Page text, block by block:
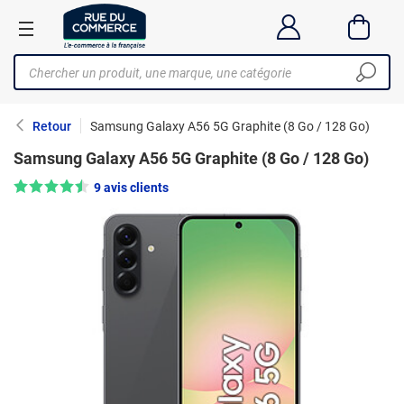
Retour Samsung Galaxy A56 5G Graphite (8 Go / 128 Go)
Samsung Galaxy A56 5G Graphite (8 Go / 128 Go)
Note : 4.5/5 — 9 avis clients